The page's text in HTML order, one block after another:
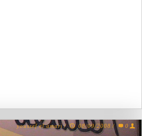
youssef el amari / 08/09/2008 / 0